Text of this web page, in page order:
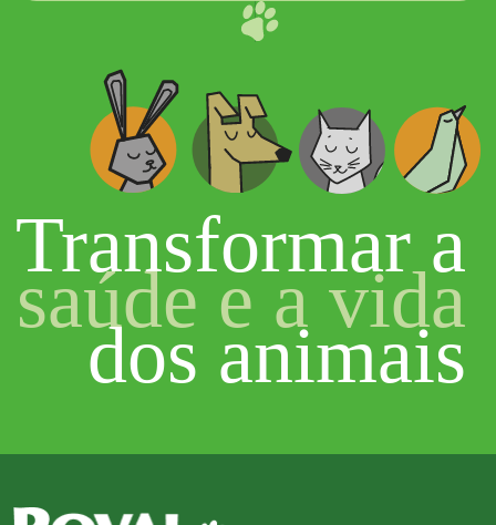
Transformar a
saúde e a vida
dos animais